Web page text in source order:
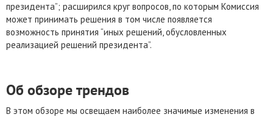
президента”; расширился круг вопросов, по которым Комиссия
может принимать решения в том числе появляется
возможность принятия “иных решений, обусловленных
реализацией решений президента”.
Об обзоре трендов
В этом обзоре мы освещаем наиболее значимые изменения в